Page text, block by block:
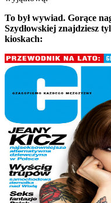
To był wywiad. Gorące
Szydłowskiej znajdziesz
kioskach: